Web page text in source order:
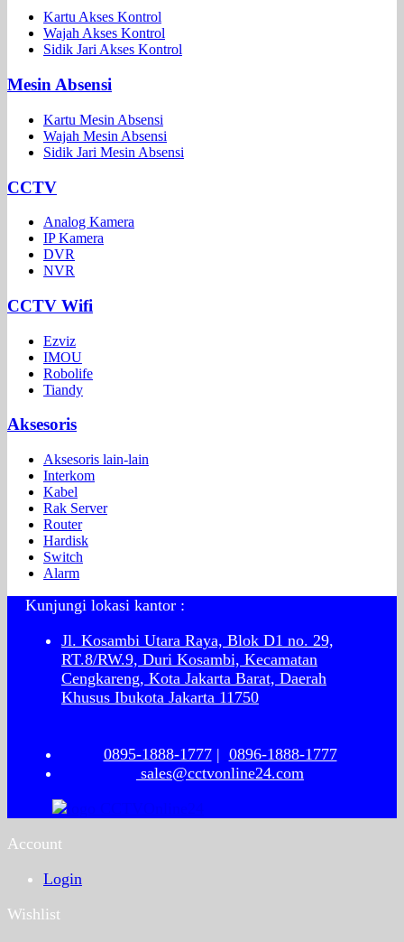
Kartu Akses Kontrol
Wajah Akses Kontrol
Sidik Jari Akses Kontrol
Mesin Absensi
Kartu Mesin Absensi
Wajah Mesin Absensi
Sidik Jari Mesin Absensi
CCTV
Analog Kamera
IP Kamera
DVR
NVR
CCTV Wifi
Ezviz
IMOU
Robolife
Tiandy
Aksesoris
Aksesoris lain-lain
Interkom
Kabel
Rak Server
Router
Hardisk
Switch
Alarm
Kunjungi lokasi kantor :
Jl. Kosambi Utara Raya, Blok D1 no. 29,
RT.8/RW.9, Duri Kosambi, Kecamatan
Cengkareng, Kota Jakarta Barat, Daerah
Khusus Ibukota Jakarta 11750
0895-1888-1777| 0896-1888-1777
sales@cctvonline24.com
Account
Login
Wishlist